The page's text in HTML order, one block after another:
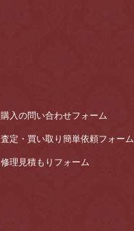
購入の問い合わせフォーム
査定・買い取り簡単依頼フォーム
修理見積もりフォーム